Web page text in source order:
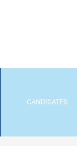
CANDIDATES